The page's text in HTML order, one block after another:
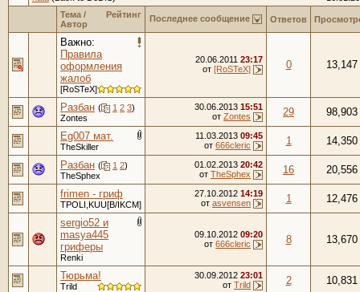
Рейтинг
Тема /
Автор
Последнее сообщение Ответов
Важно:
Правила
оформления
жалоб
[RoSTeX]
20.06.2011 23:17
от [RoSTeX] 0 13,147
Разбан ( 1 2 3)
Zontes
30.06.2013 15:51
от Zontes 29
98,903
Eg007 мат.
TheSkiller
11.03.2013 09:45
от 666cleric 1
14,350
Разбан ( 1 2)
TheSphex
01.02.2013 20:42
от TheSphex 16
20,556
frimen - гриф
TPOLI,KUU[B/IKCM]
27.10.2012 14:19
от asvensen 1
12,476
sergio52 и
masya445
гриферы
Renki
09.10.2012 09:20
от 666cleric 8 13,670
Тюрьма!
Trild
30.09.2012 23:01
от Trild 2
10,831